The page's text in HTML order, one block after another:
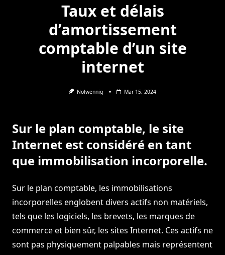
Taux et délais
d’amortissement
comptable d’un site
internet
Nolwennig Mar 15, 2024
Sur le plan comptable, le site
Internet est considéré en tant
que immobilisation incorporelle.
Sur le plan comptable, les immobilisations
incorporelles englobent divers actifs non matériels,
tels que les logiciels, les brevets, les marques de
commerce et bien sûr, les sites Internet. Ces actifs ne
sont pas physiquement palpables mais représentent